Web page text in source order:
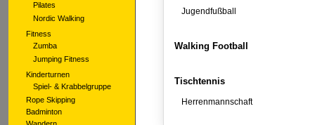
Pilates
Nordic Walking
Fitness
Zumba
Jumping Fitness
Kinderturnen
Spiel- & Krabbelgruppe
Rope Skipping
Badminton
Jugendfußball
Walking Football
Tischtennis
Herrenmannschaft